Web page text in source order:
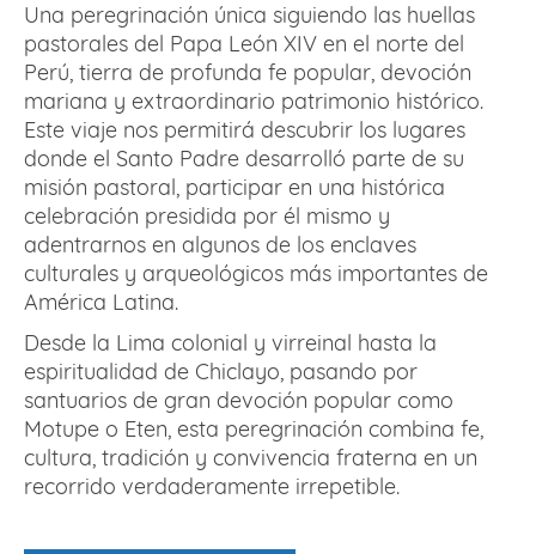
Una peregrinación única siguiendo las huellas
pastorales del Papa León XIV en el norte del
Perú, tierra de profunda fe popular, devoción
mariana y extraordinario patrimonio histórico.
Este viaje nos permitirá descubrir los lugares
donde el Santo Padre desarrolló parte de su
misión pastoral, participar en una histórica
celebración presidida por él mismo y
adentrarnos en algunos de los enclaves
culturales y arqueológicos más importantes de
América Latina.
Desde la Lima colonial y virreinal hasta la
espiritualidad de Chiclayo, pasando por
santuarios de gran devoción popular como
Motupe o Eten, esta peregrinación combina fe,
cultura, tradición y convivencia fraterna en un
recorrido verdaderamente irrepetible.